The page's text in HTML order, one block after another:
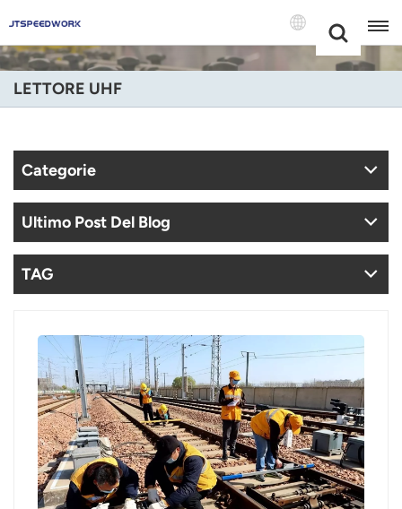
+86 -18681515767
English
Français
Deutsch
Português
Nederland
عربي
日语
LETTORE UHF
Categorie
Ultimo Post Del Blog
TAG